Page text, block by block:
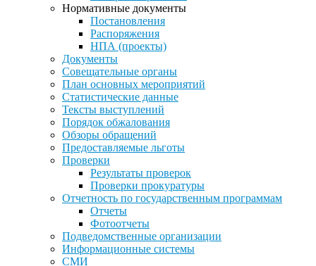
Нормативные документы
Постановления
Распоряжения
НПА (проекты)
Документы
Совещательные органы
План основных мероприятий
Статистические данные
Тексты выступлений
Порядок обжалования
Обзоры обращений
Предоставляемые льготы
Проверки
Результаты проверок
Проверки прокуратуры
Отчетность по государственным программам
Отчеты
Фотоотчеты
Подведомственные организации
Информационные системы
СМИ